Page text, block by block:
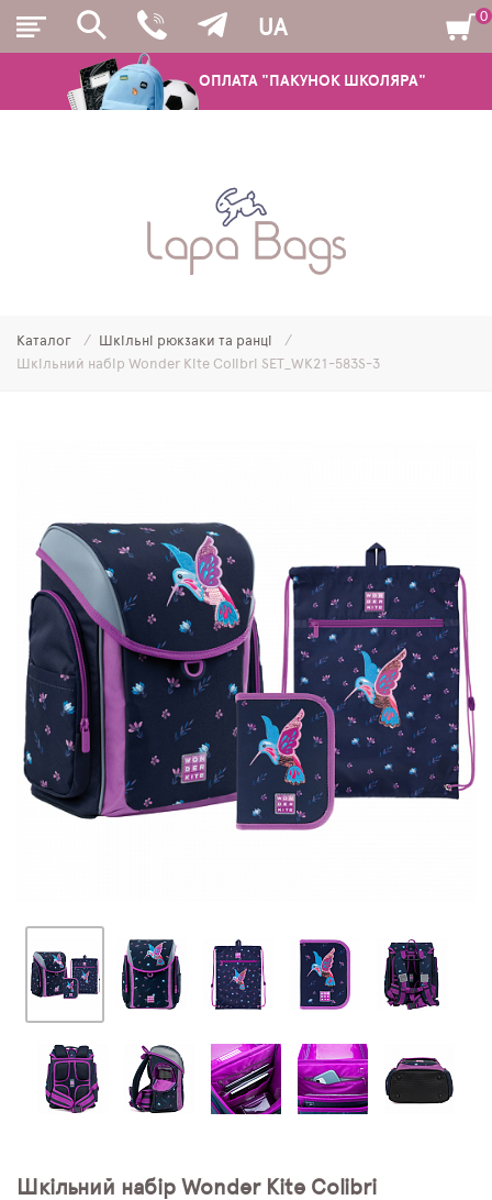
ОПЛАТА "ПАКУНОК ШКОЛЯРА"
UA
ШКІЛЬНІ РЮКЗАКИ ТА РАНЦІ
МОЛОДІЖНІ РЮКЗАКИ
DELUNE
SCHOOL STANDARD
SKYNAME
РОЗПРОДАЖ
0
Каталог
Шкільні рюкзаки та ранці
Шкільний набір Wonder Kite Colibri SET_WK21-583S-3
Шкільний набір Wonder Kite Colibri